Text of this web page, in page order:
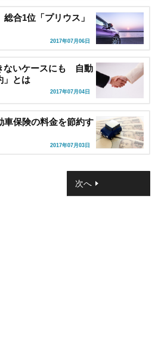
合1位「プリウス」
2017年07月06日
ないケースにも 自動
」とは
2017年07月04日
保険の料金を節約す
2017年07月03日
次へ